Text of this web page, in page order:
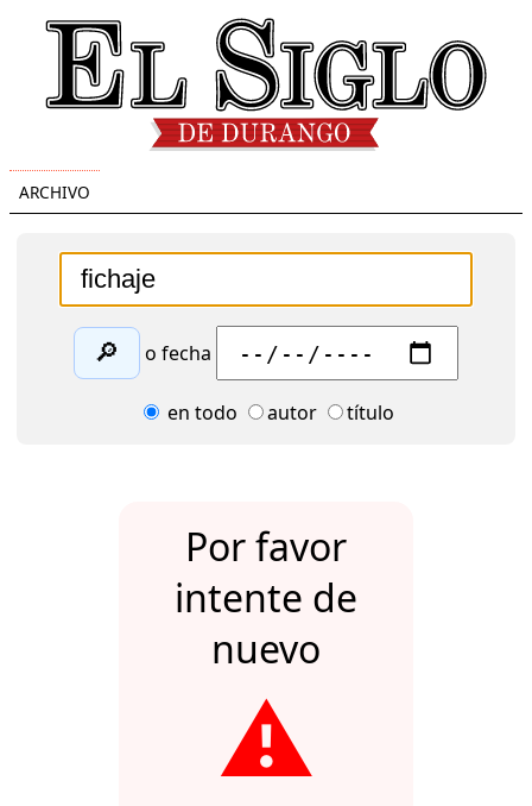
ARCHIVO
🔎 o fecha
en todo autor título
Por favor
intente de
nuevo
⚠️